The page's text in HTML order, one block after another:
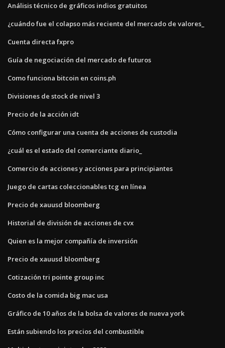
Análisis técnico de gráficos indios gratuitos
¿cuándo fue el colapso más reciente del mercado de valores_
Cuenta directa fxpro
Guía de negociación del mercado de futuros
Como funciona bitcoin en coins.ph
Divisiones de stock de nivel 3
Precio de la acción idt
Cómo configurar una cuenta de acciones de custodia
¿cuál es el estado del comerciante diario_
Comercio de acciones y acciones para principiantes
Juego de cartas coleccionables tcg en línea
Precio de xauusd bloomberg
Historial de división de acciones de cvx
Quien es la mejor compañía de inversión
Precio de xauusd bloomberg
Cotización tri pointe group inc
Costo de la comida big mac usa
Gráfico de 10 años de la bolsa de valores de nueva york
Están subiendo los precios del combustible